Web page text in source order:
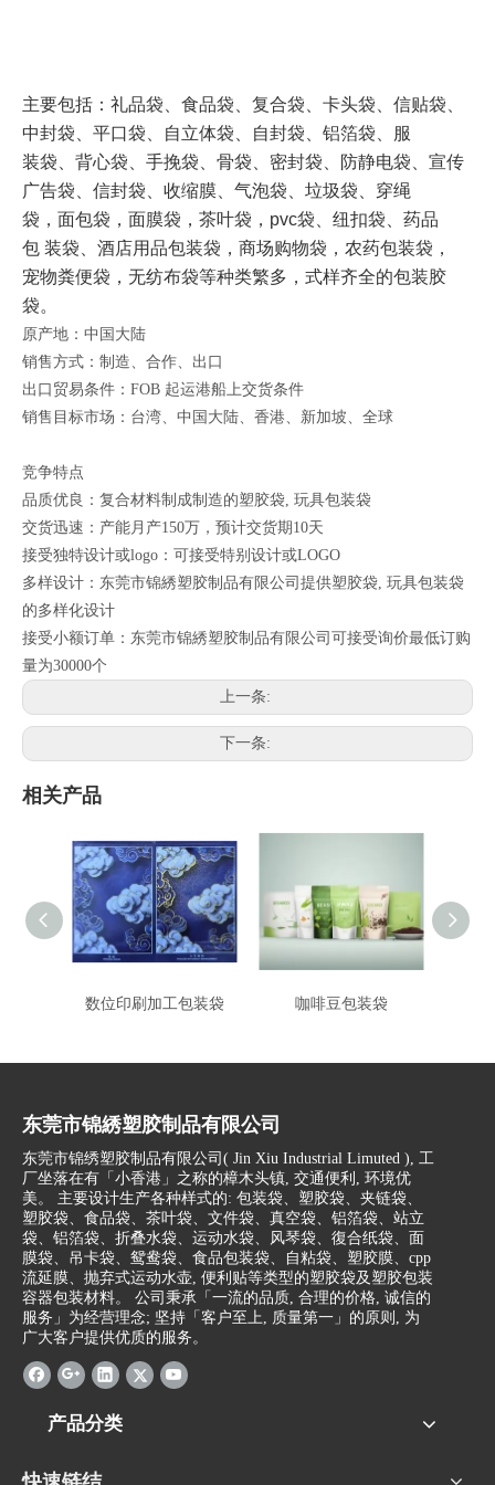
主要包括：礼品袋、食品袋、复合袋、卡头袋、信贴袋、
中封袋、平口袋、
自立体袋、自封袋、铝箔袋、服
装袋、背心袋、手挽袋、骨袋、密封袋、防静电袋、宣传
广告袋、 信封袋、收缩膜、气泡袋、垃圾袋、穿绳
袋，面包袋，面膜袋，茶叶袋，pvc袋、纽扣袋、药品
包 装袋、酒店用品包装袋，商场购物袋，农药包装袋，
宠物粪便袋，无纺布袋等种类繁多，式样齐全的包装胶
袋。
原产地：中国大陆
销售方式：制造、合作、出口
出口贸易条件：FOB 起运港船上交货条件
销售目标市场：台湾、中国大陆、香港、新加坡、全球
竞争特点
品质优良：复合材料制成制造的塑胶袋, 玩具包装袋
交货迅速：产能月产150万，预计交货期10天
接受独特设计或logo：可接受特别设计或LOGO
多样设计：东莞市锦綉塑胶制品有限公司提供塑胶袋, 玩具包装袋
的多样化设计
接受小额订单：东莞市锦綉塑胶制品有限公司可接受询价最低订购
量为30000个
上一条:
下一条:
相关产品
数位印刷加工包装袋 咖啡豆包装袋
东莞市锦綉塑胶制品有限公司
东莞市锦绣塑胶制品有限公司( Jin Xiu Industrial Limuted ) , 工
厂坐落在有「小香港」之称的樟木头镇, 交通便利, 环境优
美。 主要设计生产各种样式的: 包装袋、塑胶袋、夹链袋、
塑胶袋、食品袋、茶叶袋、文件袋、真空袋、铝箔袋、站立
袋、铝箔袋、折叠水袋、运动水袋、风琴袋、復合纸袋、面
膜袋、吊卡袋、鸳鸯袋、食品包装袋、自粘袋、塑胶膜、cpp
流延膜、抛弃式运动水壶, 便利贴等类型的塑胶袋及塑胶包装
容器包装材料。 公司秉承「一流的品质, 合理的价格, 诚信的
服务」为经营理念; 坚持「客户至上, 质量第一」的原则, 为
广大客户提供优质的服务。
产品分类